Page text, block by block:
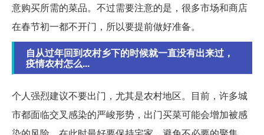
意购买所需的菜品。不过需要注意的是，很多市场和商店
在春节初一都不开门，所以要提前做好准备。
自从过年回到农村乡下的时候就一直没有出来过，
疫情农村怎么...
个人强烈建议不要出门，尤其是农村地区。目前，许多城
市都面临交叉感染的严峻形势，出门买菜可能会增加被感